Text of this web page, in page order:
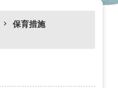
保育措施